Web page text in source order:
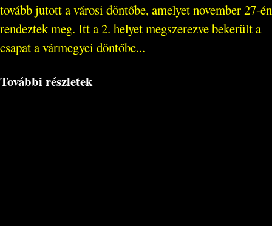
tovább jutott a városi döntőbe, amelyet november 27-én
rendeztek meg. Itt a 2. helyet megszerezve bekerült a
csapat a vármegyei döntőbe...
További részletek